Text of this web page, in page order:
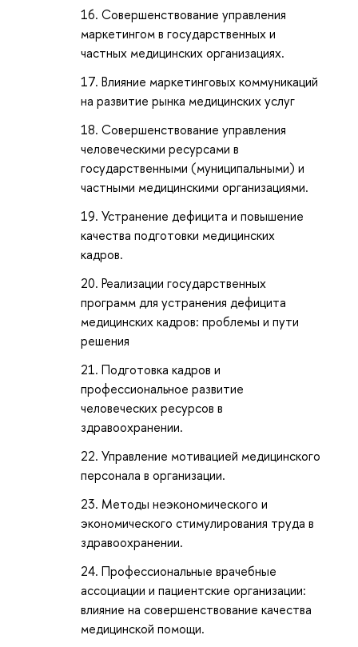
Совершенствование управления
маркетингом в государственных и
частных медицинских организациях.
Влияние маркетинговых коммуникаций
на развитие рынка медицинских услуг
Совершенствование управления
человеческими ресурсами в
государственными (муниципальными) и
частными медицинскими организациями.
Устранение дефицита и повышение
качества подготовки медицинских
кадров.
Реализации государственных
программ для устранения дефицита
медицинских кадров: проблемы и пути
решения
Подготовка кадров и
профессиональное развитие
человеческих ресурсов в
здравоохранении.
Управление мотивацией медицинского
персонала в организации.
Методы неэкономического и
экономического стимулирования труда в
здравоохранении.
Профессиональные врачебные
ассоциации и пациентские организации:
влияние на совершенствование качества
медицинской помощи.